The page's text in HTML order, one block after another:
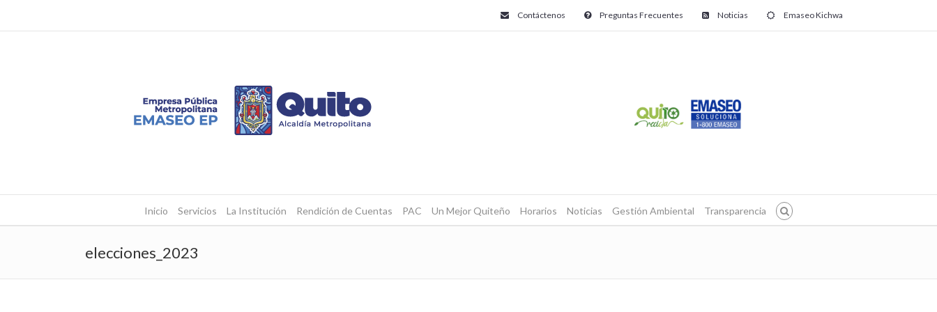
Contáctenos Preguntas Frecuentes Noticias Emaseo Kichwa
Inicio Servicios La Institución Rendición de Cuentas PAC Un Mejor Quiteño Horarios Noticias Gestión Ambiental Transparencia
elecciones_2023